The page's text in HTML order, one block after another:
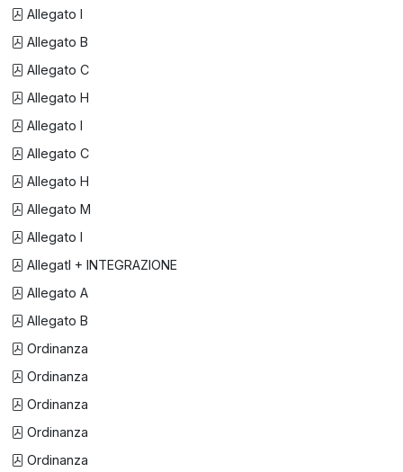
Allegato I
Allegato B
Allegato C
Allegato H
Allegato I
Allegato C
Allegato H
Allegato M
Allegato I
AllegatI + INTEGRAZIONE
Allegato A
Allegato B
Ordinanza
Ordinanza
Ordinanza
Ordinanza
Ordinanza